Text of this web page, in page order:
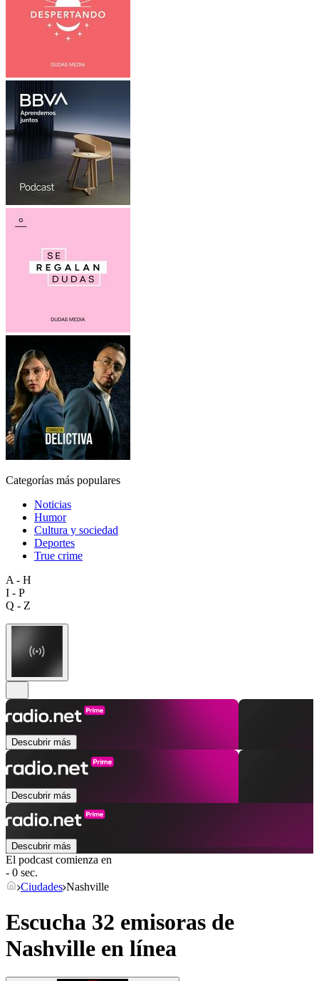
Categorías más populares
Noticias
Humor
Cultura y sociedad
Deportes
True crime
A - H
I - P
Q - Z
Descubrir más
Descubrir más
Descubrir más
El podcast comienza en
- 0 sec.
Ciudades Nashville
Escucha 32 emisoras de
Nashville en línea